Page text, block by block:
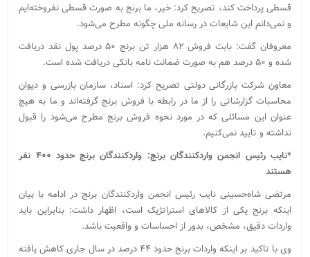
قسطی پرداخت کند، تصریح کرد: خیر، ما برنج به صورت قسطی نفروخته‌ایم
و نمی‌دانم این شایعات در رسانه‌ ملی چگونه مطرح می‌شود.
معروفان گفت: بابت فروش ۸۲ هزار تن برنج ۵۰ درصد پول نقد دریافت
شده و ۵۰ درصد هم به صورت ضمانت نامه بانکی دریافت شده است.
معاون شرکت بازرگانی دولتی تصریح کرد: اسناد، سازمان بازرسی و دیوان
محاسبات گزارشاتی را از ما در رابطه با فروش برنج گرفته‌اند و ما به هیچ
عنوان این مسائلی که در مورد نحوه فروش برنج مطرح می‌شود را قبول
نداشته و تایید نمی‌کنیم.
*نایب رئیس انجمن واردکنندگان برنج: واردکنندگان برنج حدود ۴۰۰ نفر
هستند
مرتضی شاه‌حسینی نایب رئیس انجمن واردکنندگان برنج در ادامه با بیان
اینکه برنج یکی از کالاهای استراتژیک است، اظهار داشت: بنابراین باید
واردات دقیق، مشخص، بدور از احساسات و واقعیت باشد.
وی با تاکید بر اینکه واردات برنج حدود ۴۴ درصد در سال جاری کاهش یافته